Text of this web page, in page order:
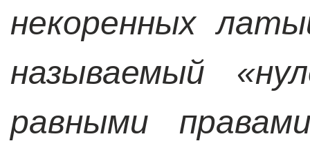
некоренных
называемый «
равными